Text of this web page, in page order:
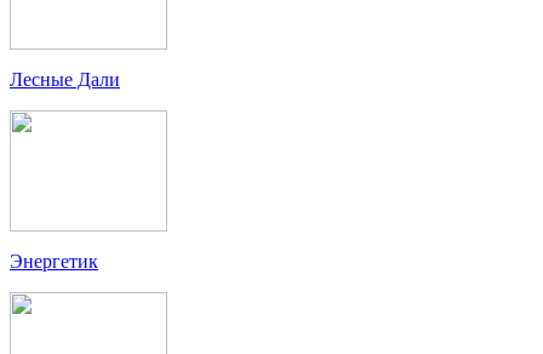
Лесные Дали
Энергетик